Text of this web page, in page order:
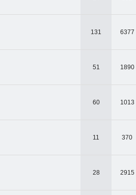
131 6377
51 1890
60 1013
11 370
28 2915